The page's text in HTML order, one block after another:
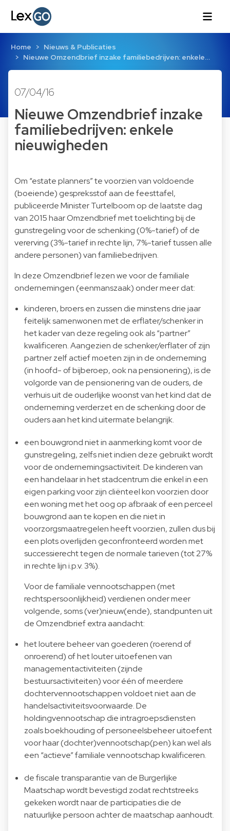
Home
Nieuws & Publicaties
Nieuwe Omzendbrief inzake familiebedrijven: enkele…
07/04/16
Nieuwe Omzendbrief inzake
familiebedrijven: enkele
nieuwigheden
Om “estate planners” te voorzien van voldoende
(boeiende) gespreksstof aan de feesttafel,
publiceerde Minister Turtelboom op de laatste dag
van 2015 haar Omzendbrief met toelichting bij de
gunstregeling voor de schenking (0%-tarief) of de
vererving (3%-tarief in rechte lijn, 7%-tarief tussen alle
andere personen) van familiebedrijven.
In deze Omzendbrief lezen we voor de familiale
ondernemingen (eenmanszaak) onder meer dat:
kinderen, broers en zussen die minstens drie jaar
feitelijk samenwonen met de erflater/schenker in
het kader van deze regeling ook als “partner”
kwalificeren. Aangezien de schenker/erflater of zijn
partner zelf actief moeten zijn in de onderneming
(in hoofd- of bijberoep, ook na pensionering), is de
volgorde van de pensionering van de ouders, de
verhuis uit de ouderlijke woonst van het kind dat de
onderneming verderzet en de schenking door de
ouders aan het kind uitermate belangrijk.
een bouwgrond niet in aanmerking komt voor de
gunstregeling, zelfs niet indien deze gebruikt wordt
voor de ondernemingsactiviteit. De kinderen van
een handelaar in het stadcentrum die enkel in een
eigen parking voor zijn cliënteel kon voorzien door
een woning met het oog op afbraak of een perceel
bouwgrond aan te kopen en die niet in
voorzorgsmaatregelen heeft voorzien, zullen dus bij
een plots overlijden geconfronteerd worden met
successierecht tegen de normale tarieven (tot 27%
in rechte lijn i.p.v. 3%).
Voor de familiale vennootschappen (met
rechtspersoonlijkheid) verdienen onder meer
volgende, soms (ver)nieuw(ende), standpunten uit
de Omzendbrief extra aandacht:
het loutere beheer van goederen (roerend of
onroerend) of het louter uitoefenen van
managementactiviteiten (zijnde
bestuursactiviteiten) voor één of meerdere
dochtervennootschappen voldoet niet aan de
handelsactiviteitsvoorwaarde. De
holdingvennootschap die intragroepsdiensten
zoals boekhouding of personeelsbeheer uitoefent
voor haar (dochter)vennootschap(pen) kan wel als
een “actieve” familiale vennootschap kwalificeren.
de fiscale transparantie van de Burgerlijke
Maatschap wordt bevestigd zodat rechtstreeks
gekeken wordt naar de participaties die de
natuurlijke persoon achter de maatschap aanhoudt.